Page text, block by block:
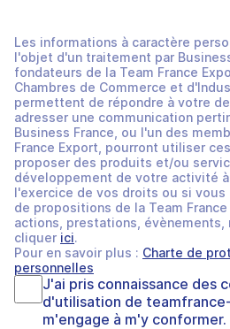
Les informations à caractère
l'objet d'un traitement par
fondateurs de la Team France
Chambres de Commerce et
permettent de répondre à votre
adresser une communication
Business France, ou l'un des
France Export, pourront utiliser
proposer des produits et/ou
développement de votre activité
l'exercice de vos droits ou si
de propositions de la Team
actions, prestations, évènements,
cliquer ici.
Pour en savoir plus : Charte de
personnelles
J'ai pris connaissance des
d'utilisation de
m'engage à m'y conformer.